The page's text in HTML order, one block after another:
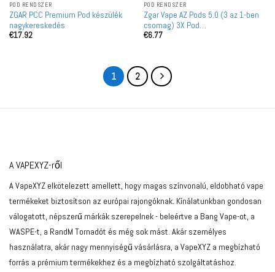
POD RENDSZER
ZGAR PCC Premium Pod készülék
nagykereskedés
€17.92
POD RENDSZER
Zgar Vape AZ Pods 5.0 (3 az 1-ben
csomag) 3X Pod
Nagykereskedelem
€6.77
1 2
A VAPEXYZ-ről
A VapeXYZ elkötelezett amellett, hogy magas színvonalú, eldobható vape
termékeket biztosítson az európai rajongóknak. Kínálatunkban gondosan
válogatott, népszerű márkák szerepelnek - beleértve a Bang Vape-ot, a
WASPE-t, a RandM Tornadót és még sok mást. Akár személyes
használatra, akár nagy mennyiségű vásárlásra, a VapeXYZ a megbízható
forrás a prémium termékekhez és a megbízható szolgáltatáshoz.